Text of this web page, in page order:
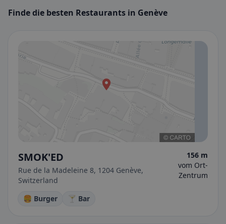
Finde die besten Restaurants in Genève
SMOK'ED
Rue de la Madeleine 8, 1204 Genève,
Switzerland
156 m
vom Ort-
Zentrum
🍔 Burger 🍸 Bar